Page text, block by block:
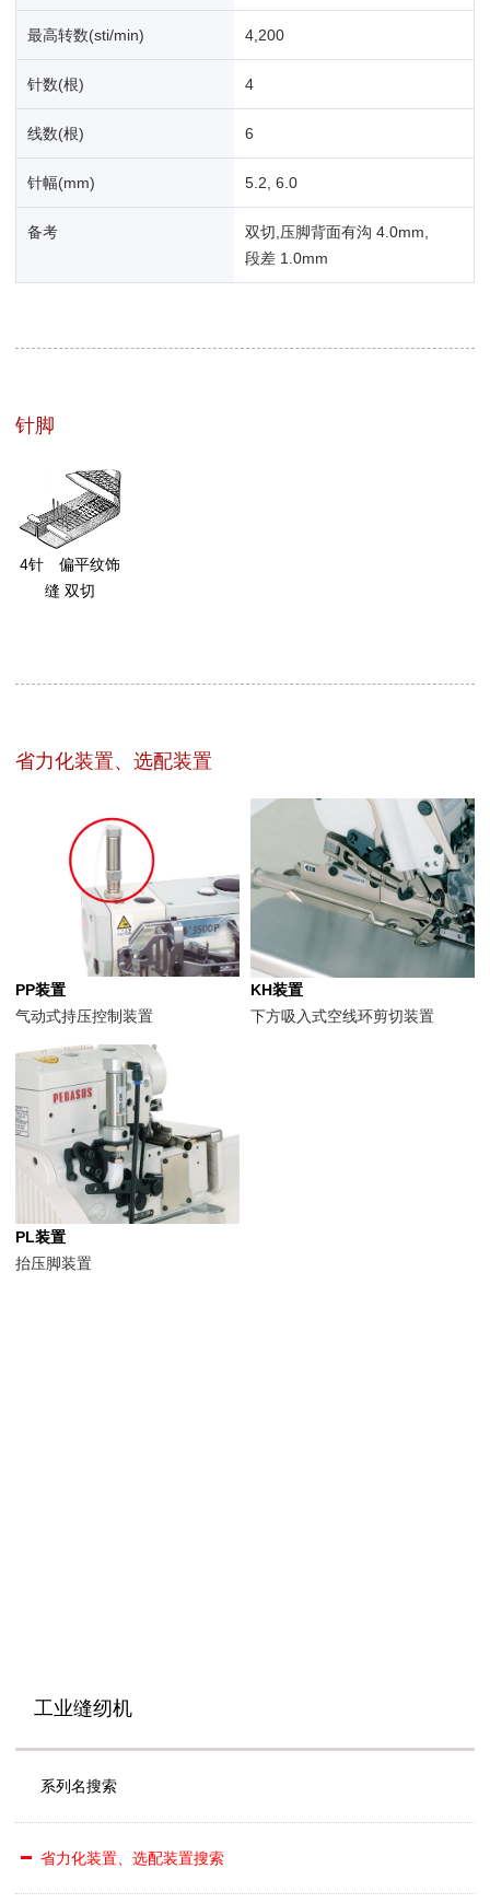
最高转数(sti/min) 4,200
针数(根) 4
线数(根) 6
针幅(mm) 5.2, 6.0
备考
双切,压脚背面有沟 4.0mm,
段差 1.0mm
针脚
4针 偏平纹饰
缝 双切
省力化装置、选配装置
PP装置
气动式持压控制装置
KH装置
下方吸入式空线环剪切装置
PL装置
抬压脚装置
工业缝纫机
系列名搜索
省力化装置、选配装置搜索